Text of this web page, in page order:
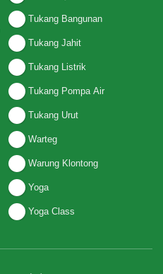
Tukang Bangunan
Tukang Jahit
Tukang Listrik
Tukang Pompa Air
Tukang Urut
Warteg
Warung Klontong
Yoga
Yoga Class